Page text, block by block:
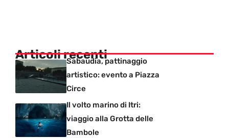
Articoli recentiSabaudia, pattinaggio
artistico: evento a Piazza
Circe
Il volto marino di Itri:
viaggio alla Grotta delle
Bambole